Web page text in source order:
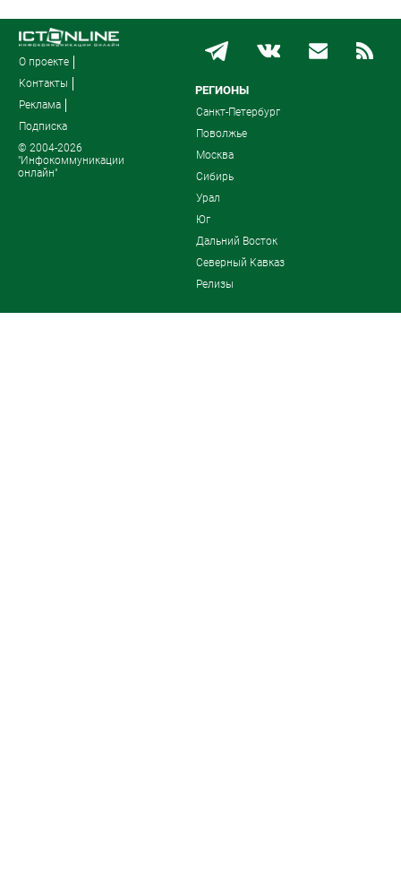
О проекте
Контакты
Реклама
Подписка
© 2004-2026
"Инфокоммуникации
онлайн"
РЕГИОНЫ
Санкт-Петербург
Поволжье
Москва
Сибирь
Урал
Юг
Дальний Восток
Северный Кавказ
Релизы